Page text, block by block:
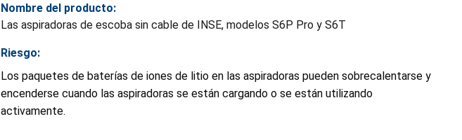
Nombre del producto:
Las aspiradoras de escoba sin cable de INSE, modelos S6P Pro y S6T
Riesgo:
Los paquetes de baterías de iones de litio en las aspiradoras pueden sobrecalentarse y
encenderse cuando las aspiradoras se están cargando o se están utilizando
activamente.